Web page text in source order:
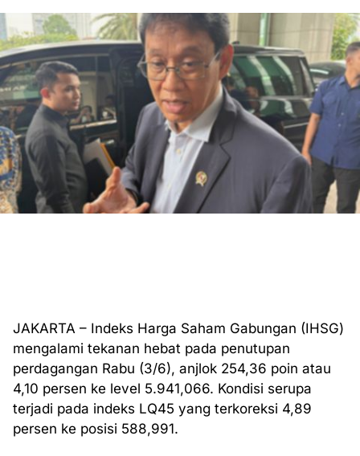
JAKARTA – Indeks Harga Saham Gabungan (IHSG)
mengalami tekanan hebat pada penutupan
perdagangan Rabu (3/6), anjlok 254,36 poin atau
4,10 persen ke level 5.941,066. Kondisi serupa
terjadi pada indeks LQ45 yang terkoreksi 4,89
persen ke posisi 588,991.